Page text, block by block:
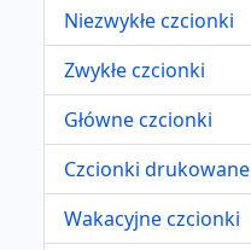
Niezwykłe czcionki
Zwykłe czcionki
Główne czcionki
Czcionki drukowane
Wakacyjne czcionki